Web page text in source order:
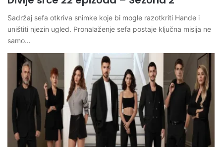
Sadržaj sefa otkriva snimke koje bi mogle razotkriti Hande i
uništiti njezin ugled. Pronalaženje sefa postaje ključna misija ne
samo…